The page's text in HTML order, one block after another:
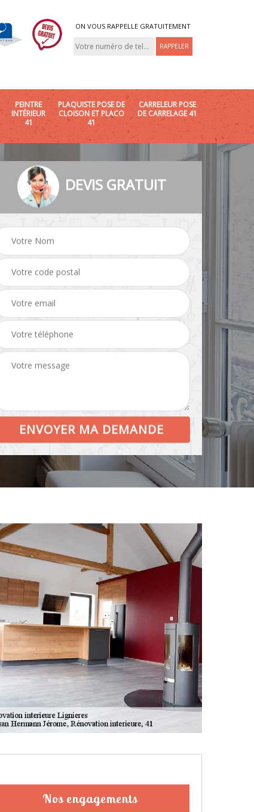
ON VOUS RAPPELLE GRATUITEMENT
PEINTRE
INTÉRIEUR
41
PLAQUISTE POSE DE
CLOISON ET PLACO
41
CARRELEUR POSE
DE CARRELAGE 41
DEVIS GRATUIT
Nos engagements